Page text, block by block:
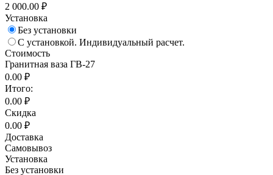
2 000.00 ₽
Установка
Без установки
С установкой. Индивидуальный расчет.
Стоимость
Гранитная ваза ГВ-27
0.00 ₽
Итого:
0.00 ₽
Скидка
0.00 ₽
Доставка
Самовывоз
Установка
Без установки